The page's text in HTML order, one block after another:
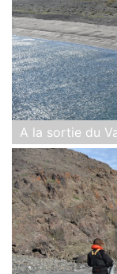
A la sortie du